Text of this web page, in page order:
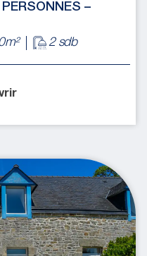
–
2 sdb